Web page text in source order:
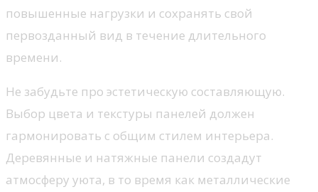
повышенные нагрузки и сохранять свой
первозданный вид в течение длительного
времени.
Не забудьте про эстетическую составляющую.
Выбор цвета и текстуры панелей должен
гармонировать с общим стилем интерьера.
Деревянные и натяжные панели создадут
атмосферу уюта, в то время как металлические